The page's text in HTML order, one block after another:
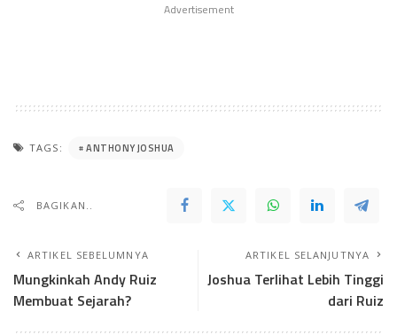
Advertisement
TAGS: ANTHONY JOSHUA
BAGIKAN..
ARTIKEL SEBELUMNYA
Mungkinkah Andy Ruiz
Membuat Sejarah?
ARTIKEL SELANJUTNYA
Joshua Terlihat Lebih Tinggi
dari Ruiz